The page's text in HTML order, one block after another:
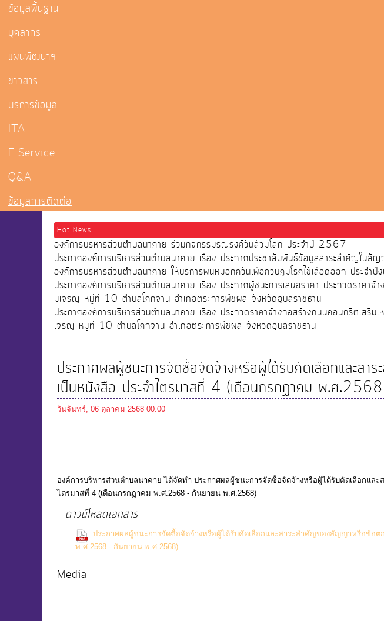
ข้อมูลพื้นฐาน
บุคลากร
แผนพัฒนาฯ
ข่าวสาร
บริการข้อมูล
ITA
E-Service
Q&A
ข้อมูลการติดต่อ
Hot News :
องค์การบริหารส่วนตำบลนาคาย ร่วมกิจกรรมรณรงค์วันส้วมโลก ประจำปี 2567
ประกาศองค์การบริหารส่วนตำบลนาคาย เรื่อง ประกาศประชาสัมพันธ์ข้อมูลสาระสำคัญใ
องค์การบริหารส่วนตำบลนาคาย ให้บริการพ่นหมอกควันเพื่อควบคุมโรคไข้เลือดออก ประจ
ประกาศองค์การบริหารส่วนตำบลนาคาย เรื่อง ประกาศผู้ชนะการเสนอราคา ประกวดราค
มเจริญ หมู่ที่ 10 ตำบลโคกจาน อำเภอตระการพืชผล จังหวัดอุบลราชธานี
ประกาศองค์การบริหารส่วนตำบลนาคาย เรื่อง ประกวดราคาจ้างก่อสร้างถนนคอนกรีตเส
เจริญ หมู่ที่ 10 ตำบลโคกจาน อำเภอตระการพืชผล จังหวัดอุบลราชธานี
ประกาศผลผู้ชนะการจัดซื้อจัดจ้างหรือผู้ได้รับคัดเลือกและส
เป็นหนังสือ ประจำไตรมาสที่ 4 (เดือนกรกฏาคม พ.ศ
วันจันทร์, 06 ตุลาคม 2568 00:00
องค์การบริหารส่วนตำบลนาคาย ได้จัดทำ ประกาศผลผู้ชนะการจัดซื้อจัดจ้างหรือผู้ได้รับคัดเลือกแล
ไตรมาสที่ 4 (เดือนกรกฏาคม พ.ศ.2568 - กันยายน พ.ศ.2568)
ดาวน์โหลดเอกสาร
ประกาศผลผู้ชนะการจัดซื้อจัดจ้างหรือผู้ได้รับคัดเลือกและสาระสำคัญของสัญญาหรือข้อต
พ.ศ.2568 - กันยายน พ.ศ.2568)
Media